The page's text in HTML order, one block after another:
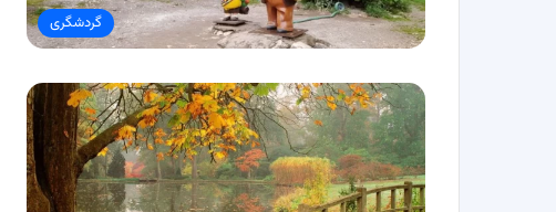
گردشگری